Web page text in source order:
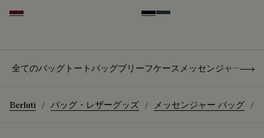
Nero Bordo Black & Night Blue
Dark Lead & Mysterious
全てのバッグ トートバッグブリーフケース メッセンジャー バッ
Berluti バッグ・レザーグッズ メッセンジャー バッグ